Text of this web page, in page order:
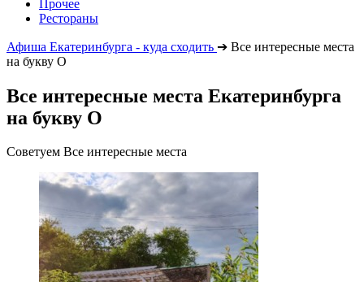
Прочее
Рестораны
Афиша Екатеринбурга - куда сходить ➔ Все интересные места
на букву О
Все интересные места Екатеринбурга
на букву О
Советуем Все интересные места